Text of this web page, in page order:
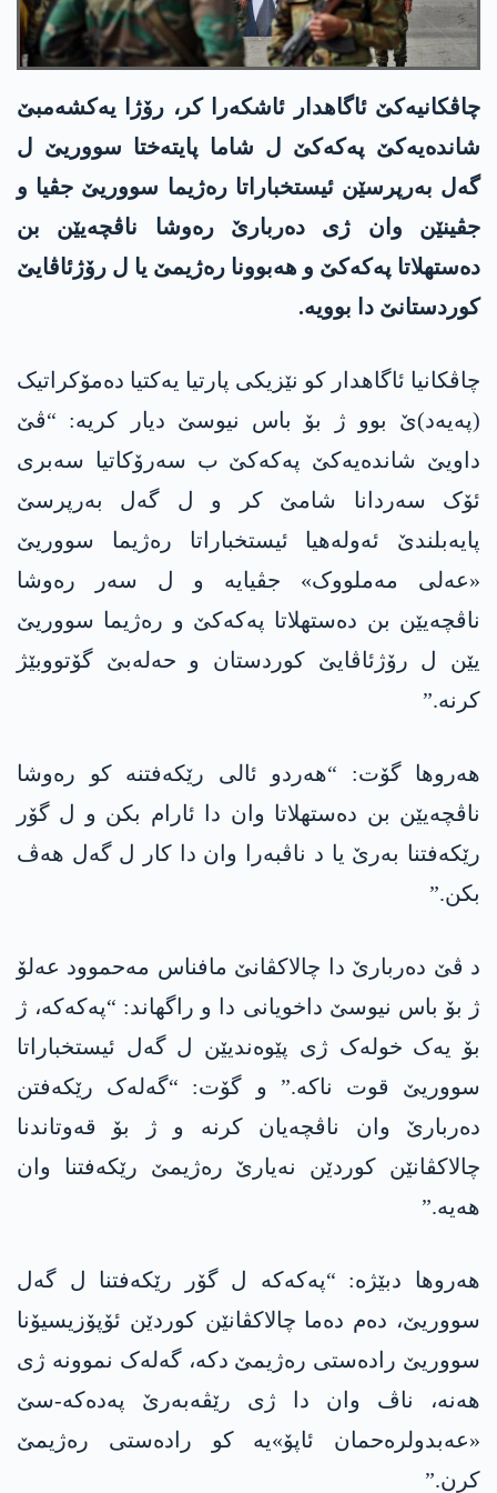
چاڤکانیەکێ ئاگاھدار ئاشکەرا کر، رۆژا یەکشەمبێ
شاندەیەکێ پەکەکێ ل شاما پایتەختا سووریێ ل
گەل بەرپرسێن ئیستخباراتا رەژیما سووریێ جڤیا و
جڤینێن وان ژی دەربارێ رەوشا ناڤچەیێن بن
دەستھلاتا پەکەکێ و ھەبوونا رەژیمێ یا ل رۆژئاڤایێ
کوردستانێ دا بوویە.
چاڤکانیا ئاگاھدار کو نێزیکی پارتیا یەکتیا دەمۆکراتیک
(پەیەد)ێ بوو ژ بۆ باس نیوسێ دیار کریە: “ڤێ
داویێ شاندەیەکێ پەکەکێ ب سەرۆکاتیا سەبری
ئۆک سەردانا شامێ کر و ل گەل بەرپرسێ
پایەبلندێ ئەولەھیا ئیستخباراتا رەژیما سووریێ
«عەلی مەملووک» جڤیایە و ل سەر رەوشا
ناڤچەیێن بن دەستھلاتا پەکەکێ و رەژیما سووریێ
یێن ل رۆژئاڤایێ کوردستان و حەلەبێ گۆتووبێژ
کرنە.”
ھەروھا گۆت: “ھەردو ئالی رێکەفتنە کو رەوشا
ناڤچەیێن بن دەستھلاتا وان دا ئارام بکن و ل گۆر
رێکەفتنا بەرێ یا د ناڤبەرا وان دا کار ل گەل ھەڤ
بکن.”
د ڤێ دەربارێ دا چالاکڤانێ مافناس مەحموود عەلۆ
ژ بۆ باس نیوسێ داخویانی دا و راگهاند: “پەکەکە، ژ
بۆ یەک خولەک ژی پێوەندیێن ل گەل ئیستخباراتا
سووریێ قوت ناکە.” و گۆت: “گەلەک رێکەفتن
دەربارێ وان ناڤچەیان کرنە و ژ بۆ قەوتاندنا
چالاکڤانێن کوردێن نەیارێ رەژیمێ رێکەفتنا وان
ھەیە.”
ھەروھا دبێژە: “پەکەکە ل گۆر رێکەفتنا ل گەل
سووریێ، دەم دەما چالاکڤانێن کوردێن ئۆپۆزیسیۆنا
سووریێ رادەستی رەژیمێ دکە، گەلەک نموونە ژی
ھەنە، ناڤ وان دا ژی رێڤەبەرێ پەدەکە-سێ
«عەبدولرەحمان ئاپۆ»یە کو رادەستی رەژیمێ
کرن.”